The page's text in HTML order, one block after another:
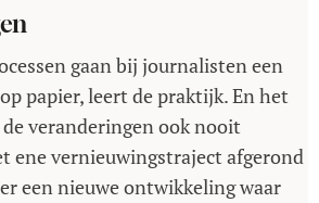
gaan bij journalisten een
papier, leert de praktijk. En het
veranderingen ook nooit
ene vernieuwingstraject afgerond
een nieuwe ontwikkeling waar